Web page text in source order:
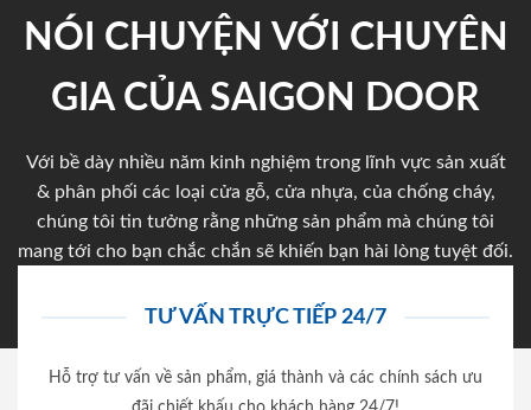
NÓI CHUYỆN VỚI CHUYÊN
GIA CỦA SAIGON DOOR
Với bề dày nhiều năm kinh nghiệm trong lĩnh vực sản xuất
& phân phối các loại cửa gỗ, cửa nhựa, của chống cháy,
chúng tôi tin tưởng rằng những sản phẩm mà chúng tôi
mang tới cho bạn chắc chắn sẽ khiến bạn hài lòng tuyệt đối.
TƯ VẤN TRỰC TIẾP 24/7
Hỗ trợ tư vấn về sản phẩm, giá thành và các chính sách ưu